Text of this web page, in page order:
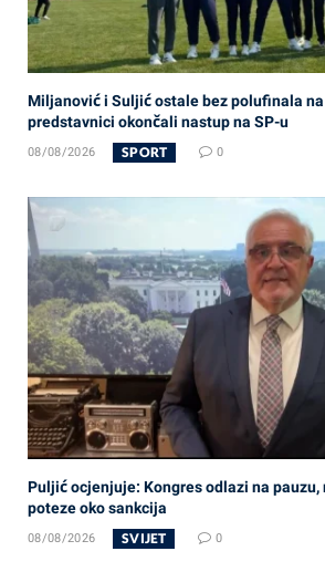
Miljanović i Suljić ostale bez polufinala na
predstavnici okončali nastup na SP-u
08/08/2026 SPORT 0
Puljić ocjenjuje: Kongres odlazi na pauzu,
poteze oko sankcija
08/08/2026 SVIJET 0